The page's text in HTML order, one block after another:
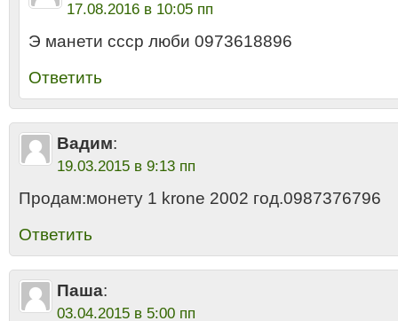
17.08.2016 в 10:05 пп
Э манети ссср люби 0973618896
Ответить
Вадим:
19.03.2015 в 9:13 пп
Продам:монету 1 krone 2002 год.0987376796
Ответить
Паша:
03.04.2015 в 5:00 пп